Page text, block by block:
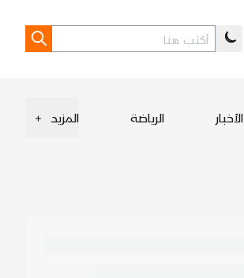
الأخبار الرياضة المزيد +